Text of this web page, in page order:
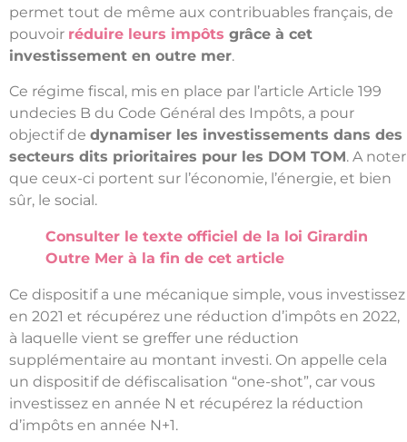
permet tout de même aux contribuables français, de
pouvoir réduire leurs impôts grâce à cet
investissement en outre mer.
Ce régime fiscal, mis en place par l’article Article 199
undecies B du Code Général des Impôts, a pour
objectif de dynamiser les investissements dans des
secteurs dits prioritaires pour les DOM TOM. A noter
que ceux-ci portent sur l’économie, l’énergie, et bien
sûr, le social.
Consulter le texte officiel de la loi Girardin
Outre Mer à la fin de cet article
Ce dispositif a une mécanique simple, vous investissez
en 2021 et récupérez une réduction d’impôts en 2022,
à laquelle vient se greffer une réduction
supplémentaire au montant investi. On appelle cela
un dispositif de défiscalisation “one-shot”, car vous
investissez en année N et récupérez la réduction
d’impôts en année N+1.